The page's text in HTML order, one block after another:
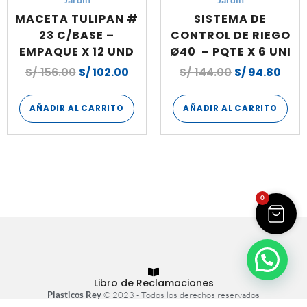
MACETA TULIPAN #
23 C/BASE –
EMPAQUE X 12 UND
S/156.00 S/102.00
AÑADIR AL CARRITO
SISTEMA DE
CONTROL DE RIEGO
Ø40 – PQTE X 6 UNI
S/144.00 S/94.80
AÑADIR AL CARRITO
Libro de Reclamaciones
Plasticos Rey© 2023 - Todos los derechos reservados
0